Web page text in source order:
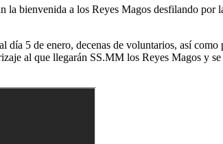
bienvenida a los Reyes Magos desfilando
día 5 de enero, decenas de voluntarios, así
al que llegarán SS.MM los Reyes Magos y